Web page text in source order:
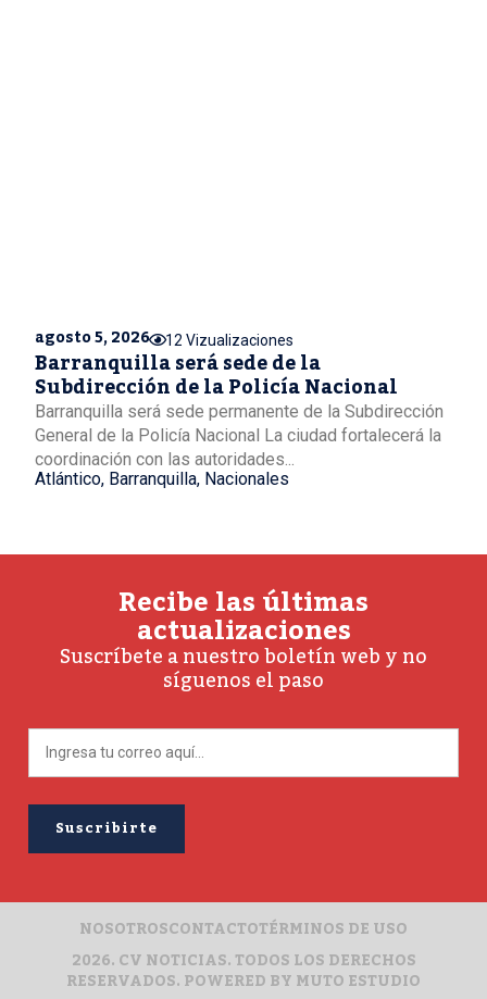
agosto 5, 2026 12 Vizualizaciones
Barranquilla será sede de la
Subdirección de la Policía Nacional
Barranquilla será sede permanente de la Subdirección
General de la Policía Nacional La ciudad fortalecerá la
coordinación con las autoridades...
Atlántico, Barranquilla, Nacionales
Recibe las últimas
actualizaciones
Suscríbete a nuestro boletín web y no
síguenos el paso
2026. CV NOTICIAS. TODOS LOS DERECHOS
RESERVADOS. POWERED BYMUTO ESTUDIO
NOSOTROSCONTACTOTÉRMINOS DE USO